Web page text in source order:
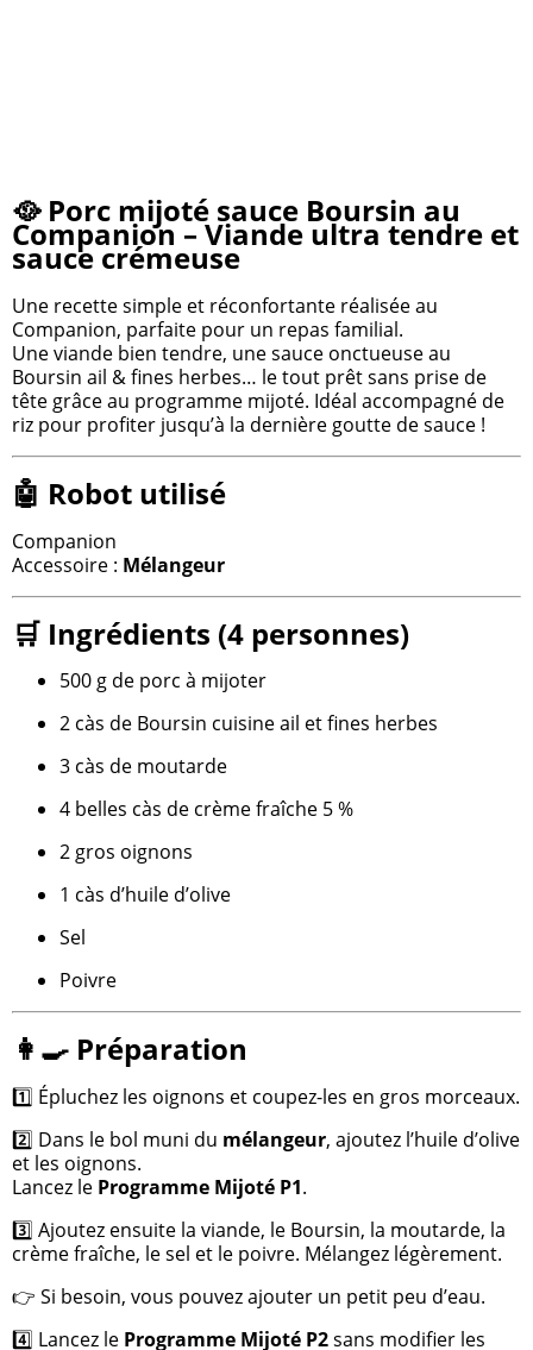
🥘 Porc mijoté sauce Boursin au
Companion – Viande ultra tendre et
sauce crémeuse
Une recette simple et réconfortante réalisée au
Companion, parfaite pour un repas familial.
Une viande bien tendre, une sauce onctueuse au
Boursin ail & fines herbes… le tout prêt sans prise de
tête grâce au programme mijoté. Idéal accompagné de
riz pour profiter jusqu’à la dernière goutte de sauce !
🤖 Robot utilisé
Companion
Accessoire : Mélangeur
🛒 Ingrédients (4 personnes)
500 g de porc à mijoter
2 càs de Boursin cuisine ail et fines herbes
3 càs de moutarde
4 belles càs de crème fraîche 5 %
2 gros oignons
1 càs d’huile d’olive
Sel
Poivre
👩‍🍳 Préparation
1️⃣ Épluchez les oignons et coupez-les en gros morceaux.
2️⃣ Dans le bol muni du mélangeur, ajoutez l’huile d’olive
et les oignons.
Lancez le Programme Mijoté P1.
3️⃣ Ajoutez ensuite la viande, le Boursin, la moutarde, la
crème fraîche, le sel et le poivre. Mélangez légèrement.
👉 Si besoin, vous pouvez ajouter un petit peu d’eau.
4️⃣ Lancez le Programme Mijoté P2sans modifier les